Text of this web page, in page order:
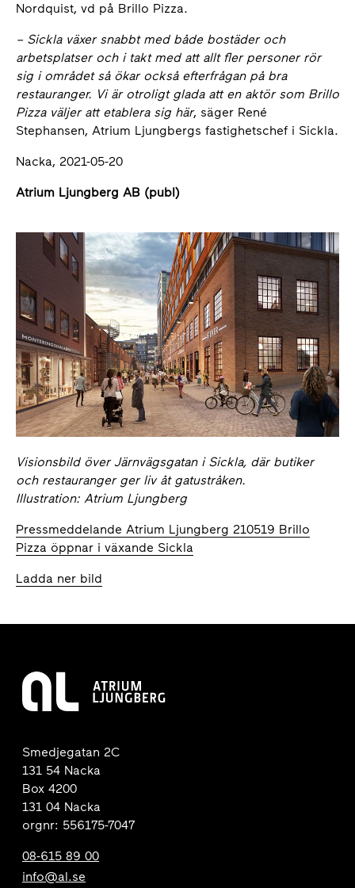
Nordquist, vd på Brillo Pizza.
– Sickla växer snabbt med både bostäder och
arbetsplatser och i takt med att allt fler personer rör
sig i området så ökar också efterfrågan på bra
restauranger. Vi är otroligt glada att en aktör som Brillo
Pizza väljer att etablera sig här, säger René
Stephansen, Atrium Ljungbergs fastighetschef i Sickla.
Nacka, 2021-05-20
Atrium Ljungberg AB (publ)
Visionsbild över Järnvägsgatan i Sickla, där butiker
och restauranger ger liv åt gatustråken.
Illustration: Atrium Ljungberg
Pressmeddelande Atrium Ljungberg 210519 Brillo
Pizza öppnar i växande Sickla
Ladda ner bild
Smedjegatan 2C
131 54 Nacka
Box 4200
131 04 Nacka
orgnr: 556175-7047
08-615 89 00
info@al.se